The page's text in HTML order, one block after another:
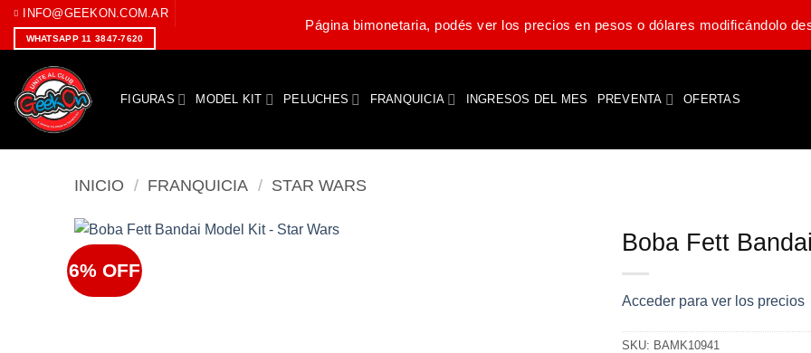
SaltarINFO@GEEKON.COM.AR
WHATSAPP 11 3847-7620
Página bimonetaria, podés ver los precios en pesos o dólares modificándolo
FIGURAS MODEL KIT PELUCHES FRANQUICIA INGRESOS DEL MES PREVENTA OFERTAS
INICIO / FRANQUICIA / STAR WARS
6% OFF
Boba Fett
Acceder para ver los precios
SKU: BAMK10941